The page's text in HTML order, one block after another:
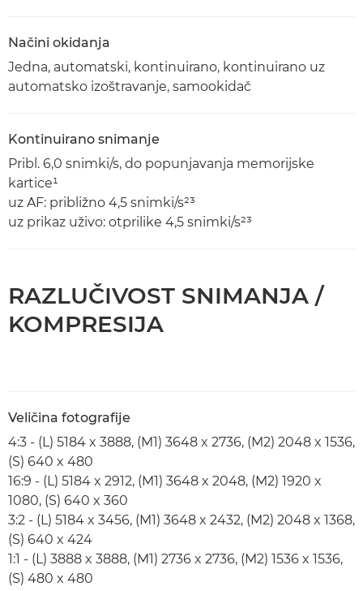
Načini okidanja
Jedna, automatski, kontinuirano, kontinuirano uz
automatsko izoštravanje, samookidač
Kontinuirano snimanje
Pribl. 6,0 snimki/s, do popunjavanja memorijske
kartice¹
uz AF: približno 4,5 snimki/s²³
uz prikaz uživo: otprilike 4,5 snimki/s²³
RAZLUČIVOST SNIMANJA /
KOMPRESIJA
Veličina fotografije
4:3 - (L) 5184 x 3888, (M1) 3648 x 2736, (M2) 2048 x 1536,
(S) 640 x 480
16:9 - (L) 5184 x 2912, (M1) 3648 x 2048, (M2) 1920 x
1080, (S) 640 x 360
3:2 - (L) 5184 x 3456, (M1) 3648 x 2432, (M2) 2048 x 1368,
(S) 640 x 424
1:1 - (L) 3888 x 3888, (M1) 2736 x 2736, (M2) 1536 x 1536,
(S) 480 x 480